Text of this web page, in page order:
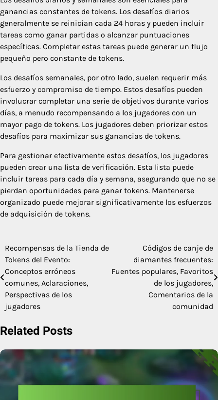
ganancias constantes de tokens. Los desafíos diarios
generalmente se reinician cada 24 horas y pueden incluir
tareas como ganar partidas o alcanzar puntuaciones
específicas. Completar estas tareas puede generar un flujo
pequeño pero constante de tokens.
Los desafíos semanales, por otro lado, suelen requerir más
esfuerzo y compromiso de tiempo. Estos desafíos pueden
involucrar completar una serie de objetivos durante varios
días, a menudo recompensando a los jugadores con un
mayor pago de tokens. Los jugadores deben priorizar estos
desafíos para maximizar sus ganancias de tokens.
Para gestionar efectivamente estos desafíos, los jugadores
pueden crear una lista de verificación. Esta lista puede
incluir tareas para cada día y semana, asegurando que no se
pierdan oportunidades para ganar tokens. Mantenerse
organizado puede mejorar significativamente los esfuerzos
de adquisición de tokens.
Post
navigation
Recompensas de la Tienda de
Tokens del Evento:
Conceptos erróneos
comunes, Aclaraciones,
Perspectivas de los
jugadores
Códigos de canje de
diamantes frecuentes:
Fuentes populares, Favoritos
de los jugadores,
Comentarios de la
comunidad
Related Posts